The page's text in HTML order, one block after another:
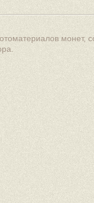
монет,